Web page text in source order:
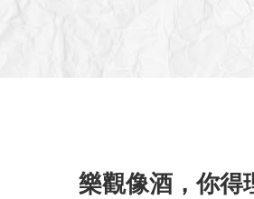
樂觀像酒，你得